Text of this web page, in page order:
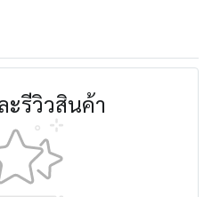
รีวิวสินค้า